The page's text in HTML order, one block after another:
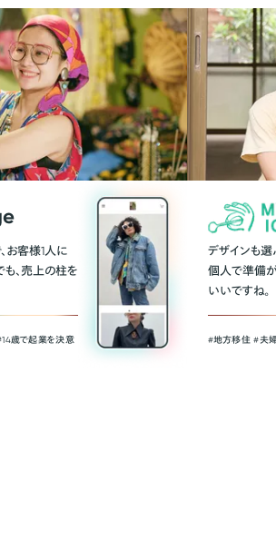
お客様1人に
、売上の柱を
歳で起業を決意
デザインも選
個人で準備
いいですね。
#地方移住 #夫